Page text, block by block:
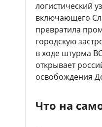
логистический
включающего
превратила
городскую
в ходе штурма
открывает
освобождения
Что на